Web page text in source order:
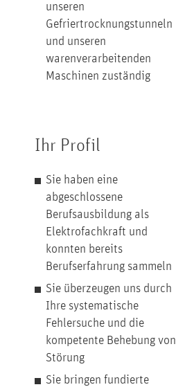
unseren
Gefriertrocknungstunneln
und unseren
warenverarbeitenden
Maschinen zuständig
Ihr Profil
Sie haben eine
abgeschlossene
Berufsausbildung als
Elektrofachkraft und
konnten bereits
Berufserfahrung sammeln
Sie überzeugen uns durch
Ihre systematische
Fehlersuche und die
kompetente Behebung von
Störung
Sie bringen fundierte